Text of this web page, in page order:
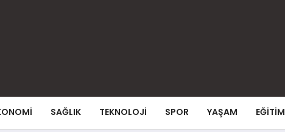
SAĞLIK TEKNOLOJI SPOR YAŞAM EĞITIM